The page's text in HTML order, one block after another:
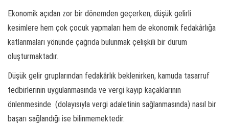
Ekonomik açıdan zor bir dönemden geçerken, düşük gelirli
kesimlere hem çok çocuk yapmaları hem de ekonomik fedakârlığa
katlanmaları yönünde çağrıda bulunmak çelişkili bir durum
oluşturmaktadır.
Düşük gelir gruplarından fedakârlık beklenirken, kamuda tasarruf
tedbirlerinin uygulanmasında ve vergi kayıp kaçaklarının
önlenmesinde (dolayısıyla vergi adaletinin sağlanmasında) nasıl bir
başarı sağlandığı ise bilinmemektedir.